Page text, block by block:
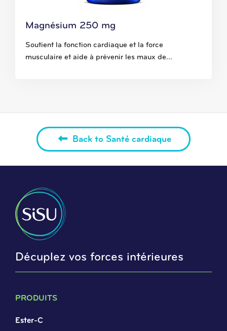
Magnésium 250 mg
Soutient la fonction cardiaque et la force
musculaire et aide à prévenir les maux de...
Back to Santé cardiaque
Décuplez vos forces intérieures
PRODUITS
Ester-C